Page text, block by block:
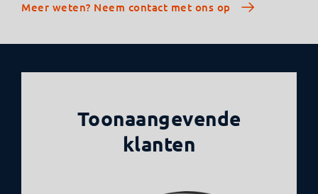
Meer weten? Neem contact met ons op
Toonaangevende
klanten